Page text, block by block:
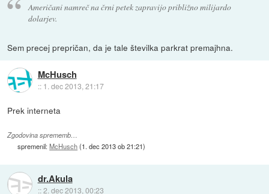
Američani namreč na črni petek zapravijo približno milijardo
dolarjev.
Sem precej prepričan, da je tale številka parkrat premajhna.
McHusch
:: 1. dec 2013, 21:17
Prek interneta
Zgodovina sprememb…
spremenil:McHusch(1. dec 2013 ob 21:21)
dr.Akula
::2. dec 2013, 00:23